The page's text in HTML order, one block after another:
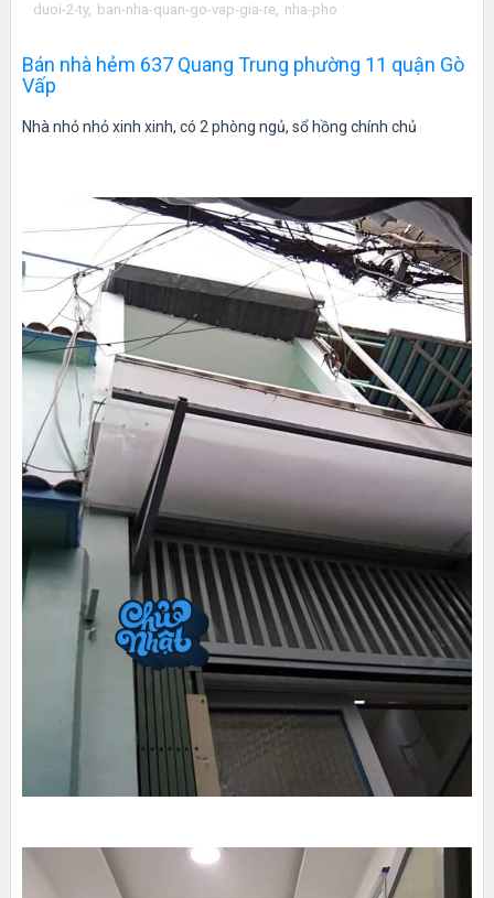
duoi-2-ty, ban-nha-quan-go-vap-gia-re, nha-pho
Bán nhà hẻm 637 Quang Trung phường 11 quận Gò
Vấp
Nhà nhỏ nhỏ xinh xinh, có 2 phòng ngủ, sổ hồng chính chủ